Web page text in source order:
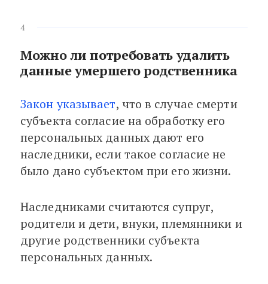
4
Можно ли потребовать удалить
данные умершего родственника
Закон указывает, что в случае смерти
субъекта согласие на обработку его
персональных данных дают его
наследники, если такое согласие не
было дано субъектом при его жизни.
Наследниками считаются супруг,
родители и дети, внуки, племянники и
другие родственники субъекта
персональных данных.